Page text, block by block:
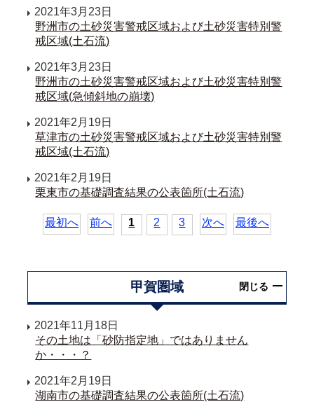
2021年3月23日
野洲市の土砂災害警戒区域および土砂災害特別警
戒区域(土石流)
2021年3月23日
野洲市の土砂災害警戒区域および土砂災害特別警
戒区域(急傾斜地の崩壊)
2021年2月19日
草津市の土砂災害警戒区域および土砂災害特別警
戒区域(土石流)
2021年2月19日
栗東市の基礎調査結果の公表箇所(土石流)
最初へ 前へ 1 2 3 次へ 最後へ
甲賀圏域 閉じる
2021年11月18日
その土地は「砂防指定地」ではありません
か・・・？
2021年2月19日
湖南市の基礎調査結果の公表箇所(土石流)